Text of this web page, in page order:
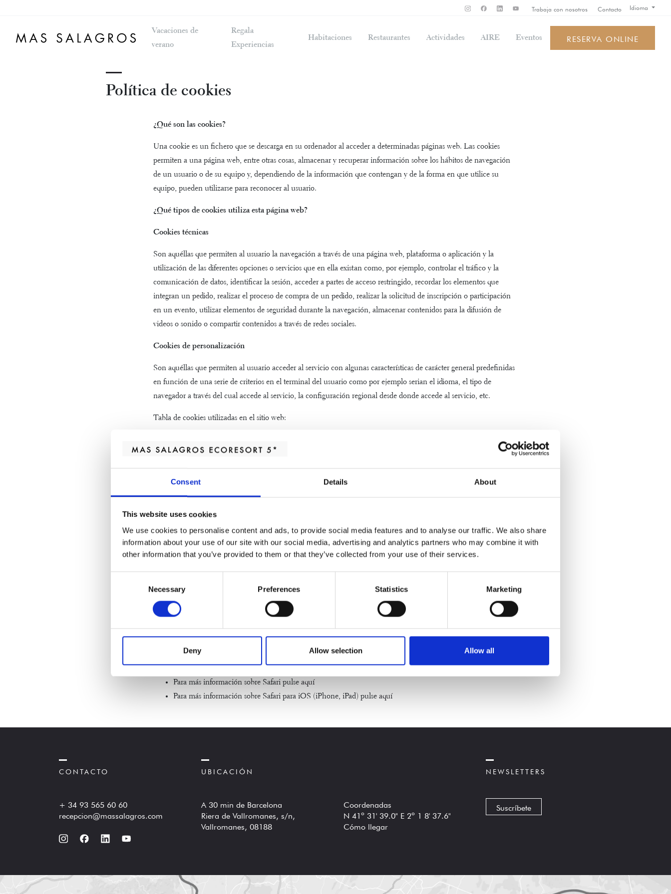
Consent Details About
This website uses cookies
We use cookies to personalise content and ads, to provide social media features and to analyse our traffic. We also share
information about your use of our site with our social media, advertising and analytics partners who may combine it with
other information that you’ve provided to them or that they’ve collected from your use of their services.
Necessary Preferences Statistics Marketing
Deny Allow selection Allow all
Trabaja con nosotros Contacto Idioma
Vacaciones de
verano
Regala
Experiencias
Habitaciones Restaurantes Actividades AIRE Eventos RESERVA ONLINE
Política de cookies
¿Qué son las cookies?
Una cookie es un fichero que se descarga en su ordenador al acceder a determinadas páginas web. Las cookies
permiten a una página web, entre otras cosas, almacenar y recuperar información sobre los hábitos de navegación
de un usuario o de su equipo y, dependiendo de la información que contengan y de la forma en que utilice su
equipo, pueden utilizarse para reconocer al usuario.
¿Qué tipos de cookies utiliza esta página web?
Cookies técnicas
Son aquéllas que permiten al usuario la navegación a través de una página web, plataforma o aplicación y la
utilización de las diferentes opciones o servicios que en ella existan como, por ejemplo, controlar el tráfico y la
comunicación de datos, identificar la sesión, acceder a partes de acceso restringido, recordar los elementos que
integran un pedido, realizar el proceso de compra de un pedido, realizar la solicitud de inscripción o participación
en un evento, utilizar elementos de seguridad durante la navegación, almacenar contenidos para la difusión de
videos o sonido o compartir contenidos a través de redes sociales.
Cookies de personalización
Son aquéllas que permiten al usuario acceder al servicio con algunas características de carácter general predefinidas
en función de una serie de criterios en el terminal del usuario como por ejemplo serian el idioma, el tipo de
navegador a través del cual accede al servicio, la configuración regional desde donde accede al servicio, etc.
Tabla de cookies utilizadas en el sitio web:
Proveedor
_ga
Google
Analytics
_icl_current_language
¿Cómo deshabilito o elimino las cookies?
acceder a determinadas partes del Sitio Web o no pueda aprovecharse de alguno de nuestros Servicios.
A continuación, le ofrecemos enlaces en los que encontrará información sobre cómo puede activar sus preferencias
en los principales navegadores:
Para más información sobre Internet Explorer pulse
Para más información sobre Firefox pulse
aquí
Para más información sobre Safari pulse aquí
Para más información sobre Safari para iOS (iPhone, iPad) pulse aquí
CONTACTO
+ 34 93 565 60 60
recepcion@massalagros.com
UBICACIÓN
A 30 min de Barcelona
Riera de Vallromanes, s/n,
Vallromanes, 08188
Coordenadas
N 41º 31' 39.0" E 2º 1 8' 37.6"
Cómo llegar
NEWSLETTERS
Suscríbete